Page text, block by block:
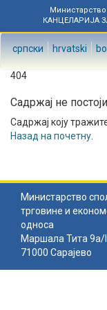
КАНЦЕЛАРИЈА
српски hrvatski
404
Садржај не постоји
Садржај коју
Назад на почетну
Министарство
трговине и
односа
Маршала Тита 9а/II
71000 Сарајево